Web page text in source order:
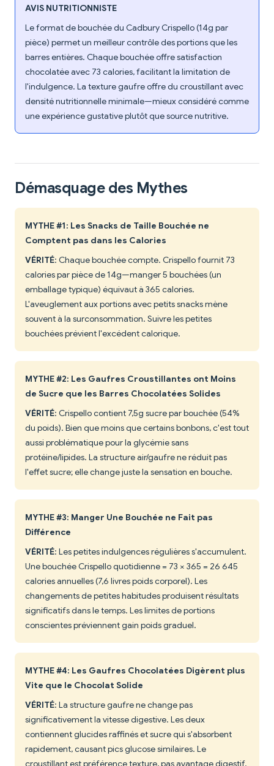
AVIS NUTRITIONNISTE
Le format de bouchée du Cadbury Crispello (14g par
pièce) permet un meilleur contrôle des portions que les
barres entières. Chaque bouchée offre satisfaction
chocolatée avec 73 calories, facilitant la limitation de
l'indulgence. La texture gaufre offre du croustillant avec
densité nutritionnelle minimale—mieux considéré comme
une expérience gustative plutôt que source nutritive.
Démasquage des Mythes
MYTHE #1: Les Snacks de Taille Bouchée ne
Comptent pas dans les Calories
VÉRITÉ: Chaque bouchée compte. Crispello fournit 73
calories par pièce de 14g—manger 5 bouchées (un
emballage typique) équivaut à 365 calories.
L'aveuglement aux portions avec petits snacks mène
souvent à la surconsommation. Suivre les petites
bouchées prévient l'excédent calorique.
MYTHE #2: Les Gaufres Croustillantes ont Moins
de Sucre que les Barres Chocolatées Solides
VÉRITÉ: Crispello contient 7,5g sucre par bouchée (54%
du poids). Bien que moins que certains bonbons, c'est tout
aussi problématique pour la glycémie sans
protéine/lipides. La structure air/gaufre ne réduit pas
l'effet sucre; elle change juste la sensation en bouche.
MYTHE #3: Manger Une Bouchée ne Fait pas
Différence
VÉRITÉ: Les petites indulgences régulières s'accumulent.
Une bouchée Crispello quotidienne = 73 × 365 = 26 645
calories annuelles (7,6 livres poids corporel). Les
changements de petites habitudes produisent résultats
significatifs dans le temps. Les limites de portions
conscientes préviennent gain poids graduel.
MYTHE #4: Les Gaufres Chocolatées Digèrent plus
Vite que le Chocolat Solide
VÉRITÉ: La structure gaufre ne change pas
significativement la vitesse digestive. Les deux
contiennent glucides raffinés et sucre qui s'absorbent
rapidement, causant pics glucose similaires. Le
croustillant est préférence texture, pas avantage digestif.